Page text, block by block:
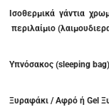
Ισοθερμικά γάντια
περιλαίμιο
Υπνόσακος (sleeping
Ξυραφάκι / Αφρό ή Gel